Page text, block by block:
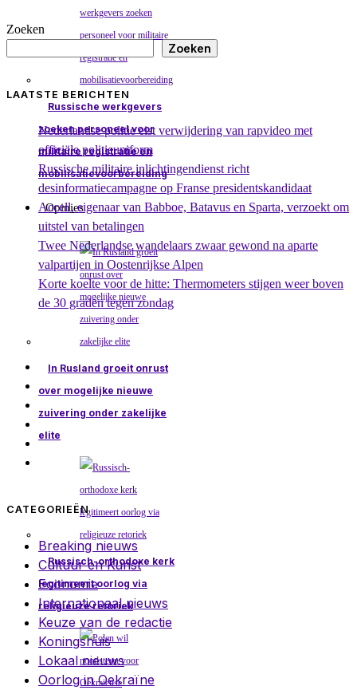
Russische werkgevers
zoeken personeel voor
militaire registratie en
mobilisatievoorbereiding
Opinies
In Rusland groeit onrust
over mogelijke nieuwe
zuivering onder zakelijke
elite
Russisch-orthodoxe kerk
legitimeert oorlog via
religieuze retoriek
Zoeken
Zoeken
LAATSTE BERICHTEN
Nederlandse politie eist verwijdering van rapvideo met
officiële politieuniform
Russische militaire inlichtingendienst richt
desinformatiecampagne op Franse presidentskandidaat
Accell, eigenaar van Babboe, Batavus en Sparta, verzoekt om
uitstel van betalingen
Twee Nederlandse wandelaars zwaar gewond na aparte
valpartijen in Oostenrijkse Alpen
Korte koelte voor de hitte: Thermometers stijgen weer boven
de 30 graden tegen zondag
CATEGORIEËN
Breaking nieuws
Cultuur en Kunst
Economie
Internationaal nieuws
Keuze van de redactie
Koningshuis
Lokaal nieuws
Oorlog in Oekraïne